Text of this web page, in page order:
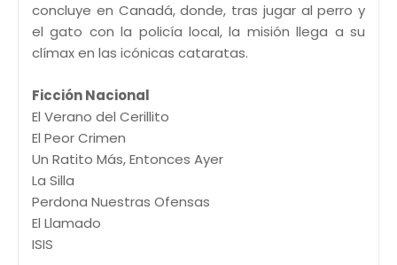
concluye en Canadá, donde, tras jugar al perro y
el gato con la policía local, la misión llega a su
clímax en las icónicas cataratas.
Ficción Nacional
El Verano del Cerillito
El Peor Crimen
Un Ratito Más, Entonces Ayer
La Silla
Perdona Nuestras Ofensas
El Llamado
ISIS